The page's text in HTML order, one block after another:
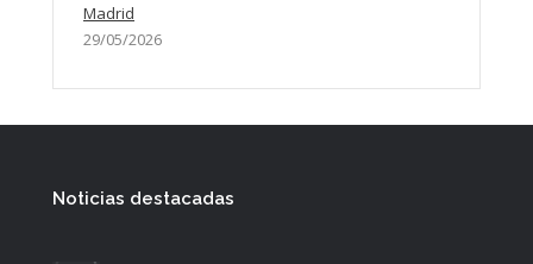
Madrid
29/05/2026
Noticias destacadas